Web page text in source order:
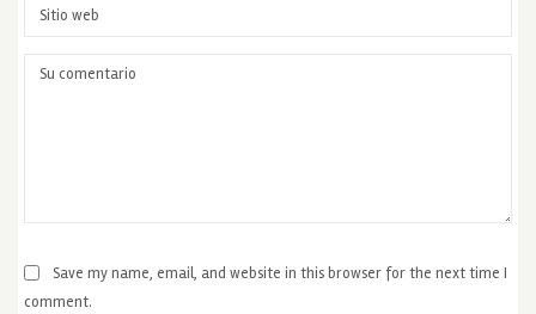
Save my name, email, and website in this browser for the next time I
comment.